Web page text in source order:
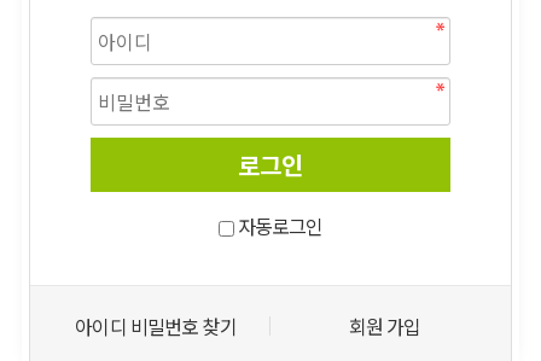
자동로그인
아이디 비밀번호 찾기 회원 가입